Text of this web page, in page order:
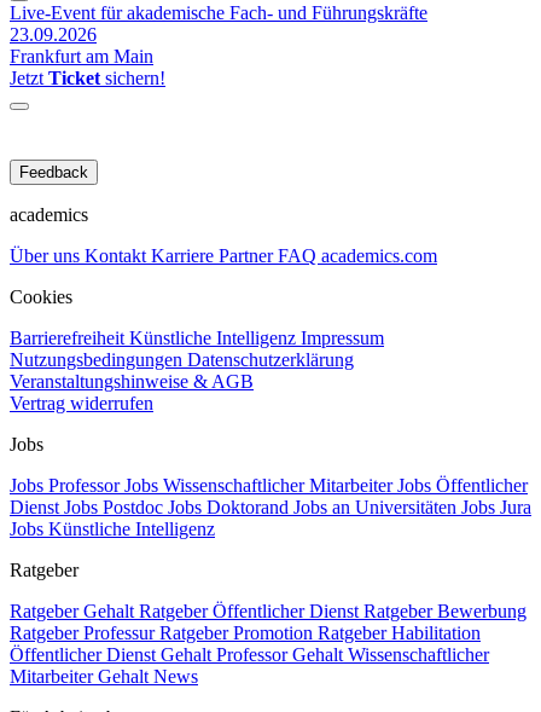
Live-Event für akademische Fach- und Führungskräfte
23.09.2026
Frankfurt am Main
Jetzt Ticket sichern!
Feedback
academics
Über uns Kontakt Karriere PartnerFAQ academics.com
Cookies
Barrierefreiheit Künstliche Intelligenz Impressum
Nutzungsbedingungen Datenschutzerklärung
Veranstaltungshinweise & AGB
Vertrag widerrufen
Jobs
Jobs ProfessorJobs Wissenschaftlicher MitarbeiterJobs Öffentlicher
Dienst Jobs Postdoc Jobs Doktorand Jobs an Universitäten Jobs Jura
Jobs Künstliche Intelligenz
Ratgeber
Ratgeber Gehalt Ratgeber Öffentlicher Dienst Ratgeber Bewerbung
Ratgeber ProfessurRatgeber Promotion Ratgeber Habilitation
Öffentlicher Dienst Gehalt Professor Gehalt Wissenschaftlicher
Mitarbeiter Gehalt News